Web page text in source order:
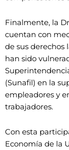
Finalmente, la
cuentan con
de sus derechos
han sido
(Sunafil) en la
empleadores y
trabajadores.
Con esta
Economía de la